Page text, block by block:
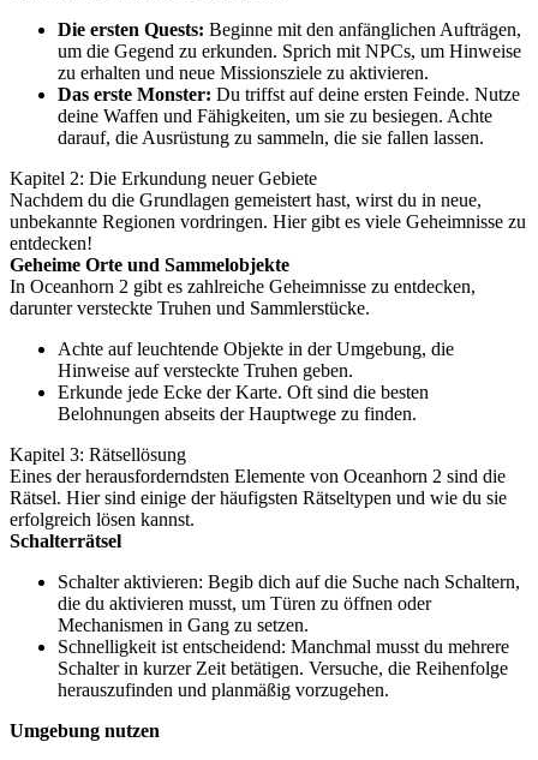
Die ersten Quests: Beginne mit den anfänglichen Aufträgen,
um die Gegend zu erkunden. Sprich mit NPCs, um Hinweise
zu erhalten und neue Missionsziele zu aktivieren.
Das erste Monster: Du triffst auf deine ersten Feinde. Nutze
deine Waffen und Fähigkeiten, um sie zu besiegen. Achte
darauf, die Ausrüstung zu sammeln, die sie fallen lassen.
Kapitel 2: Die Erkundung neuer Gebiete
Nachdem du die Grundlagen gemeistert hast, wirst du in neue,
unbekannte Regionen vordringen. Hier gibt es viele Geheimnisse zu
entdecken!
Geheime Orte und Sammelobjekte
In Oceanhorn 2 gibt es zahlreiche Geheimnisse zu entdecken,
darunter versteckte Truhen und Sammlerstücke.
Achte auf leuchtende Objekte in der Umgebung, die
Hinweise auf versteckte Truhen geben.
Erkunde jede Ecke der Karte. Oft sind die besten
Belohnungen abseits der Hauptwege zu finden.
Kapitel 3: Rätsellösung
Eines der herausforderndsten Elemente von Oceanhorn 2 sind die
Rätsel. Hier sind einige der häufigsten Rätseltypen und wie du sie
erfolgreich lösen kannst.
Schalterrätsel
Schalter aktivieren: Begib dich auf die Suche nach Schaltern,
die du aktivieren musst, um Türen zu öffnen oder
Mechanismen in Gang zu setzen.
Schnelligkeit ist entscheidend: Manchmal musst du mehrere
Schalter in kurzer Zeit betätigen. Versuche, die Reihenfolge
herauszufinden und planmäßig vorzugehen.
Umgebung nutzen